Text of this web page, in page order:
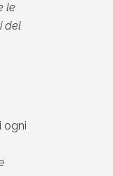
le
del
ogni